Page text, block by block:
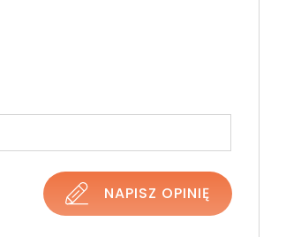
NAPISZ OPINIĘ